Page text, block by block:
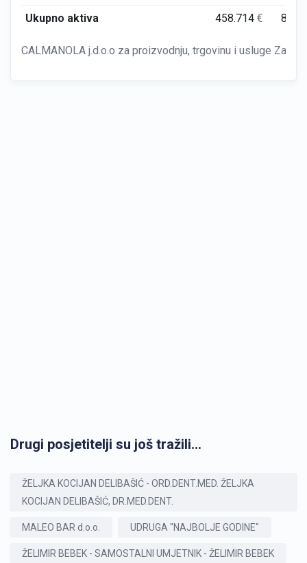
Ukupno aktiva
458.714€
CALMANOLA j.d.o.o za proizvodnju, trgovinu i usluge
Drugi posjetitelji su još tražili...
ŽELJKA KOCIJAN DELIBAŠIĆ - ORD.DENT.MED. ŽELJKA
KOCIJAN DELIBAŠIĆ, DR.MED.DENT.
MALEO BAR d.o.o. UDRUGA "NAJBOLJE GODINE"
ŽELIMIR BEBEK - SAMOSTALNI UMJETNIK - ŽELIMIR BEBEK